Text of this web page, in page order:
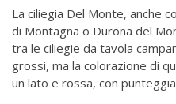
La ciliegia Del Monte, anche
di Montagna o Durona del
tra le ciliegie da tavola
grossi, ma la colorazione di
un lato e rossa, con